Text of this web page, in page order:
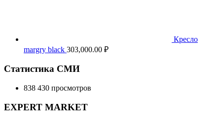
Кресло
margry black 303,000.00 ₽
Статистика СМИ
838 430 просмотров
EXPERT MARKET